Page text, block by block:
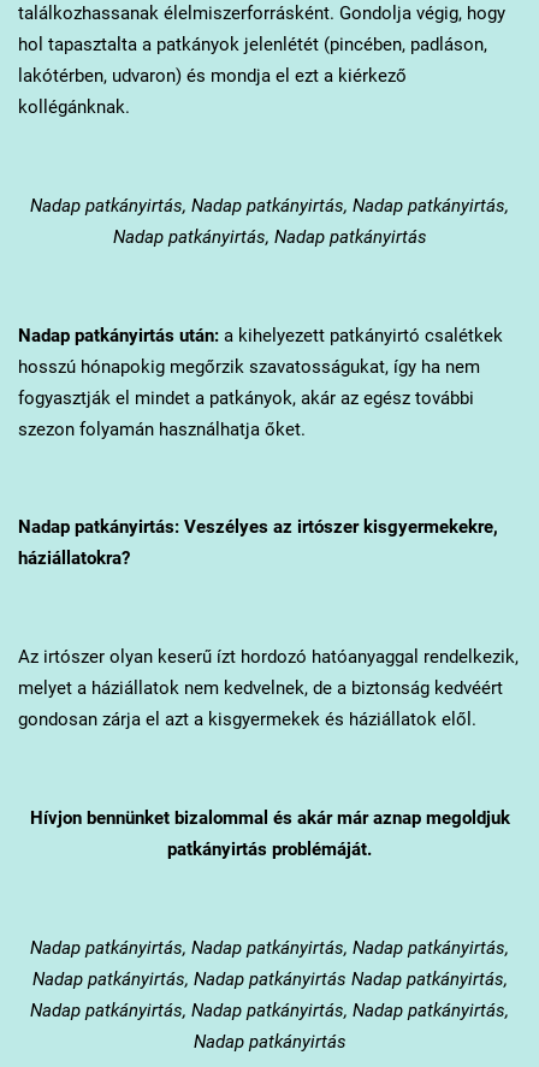
találkozhassanak élelmiszerforrásként. Gondolja végig, hogy
hol tapasztalta a patkányok jelenlétét (pincében, padláson,
lakótérben, udvaron) és mondja el ezt a kiérkező
kollégánknak.
Nadap patkányirtás, Nadap patkányirtás, Nadap patkányirtás,
Nadap patkányirtás, Nadap patkányirtás
Nadappatkányirtás után:a kihelyezett patkányirtó csalétkek
hosszú hónapokig megőrzik szavatosságukat, így ha nem
fogyasztják el mindet a patkányok, akár az egész további
szezon folyamán használhatja őket.
Nadappatkányirtás: Veszélyes az irtószer kisgyermekekre,
háziállatokra?
Az irtószer olyan keserű ízt hordozó hatóanyaggal rendelkezik,
melyet a háziállatok nem kedvelnek, de a biztonság kedvéért
gondosan zárja el azt a kisgyermekek és háziállatok elől.
Hívjon bennünket bizalommal és akár már aznap megoldjuk
patkányirtás problémáját.
Nadap patkányirtás, Nadap patkányirtás, Nadap patkányirtás,
Nadap patkányirtás, Nadap patkányirtás Nadap patkányirtás,
Nadap patkányirtás, Nadap patkányirtás, Nadap patkányirtás,
Nadap patkányirtás